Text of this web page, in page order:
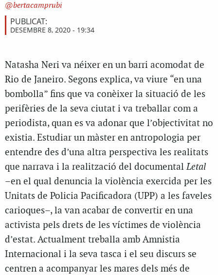
bertacamprubi
PUBLICAT:
DESEMBRE 8, 2020 - 19:34
Natasha Neri va néixer en un barri acomodat de
Rio de Janeiro. Segons explica, va viure “en una
bombolla” fins que va conèixer la situació de les
perifèries de la seva ciutat i va treballar com a
periodista, quan es va adonar que l’objectivitat no
existia. Estudiar un màster en antropologia per
entendre des d’una altra perspectiva les realitats
que narrava i la realització del documentalLetal
–en el qual denuncia la violència exercida per les
Unitats de Policia Pacificadora (UPP) a les faveles
carioques–, la van acabar de convertir en una
activista pels drets de les víctimes de violència
d’estat. Actualment treballa amb Amnistia
Internacional i la seva tasca i el seu discurs se
centren a acompanyar les mares dels més de